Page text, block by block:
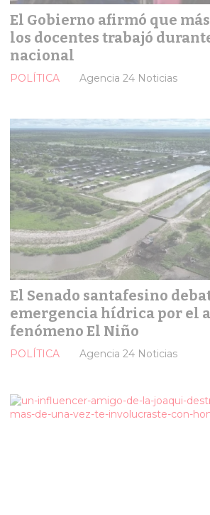
El Gobierno afirmó que
los docentes trabajó
nacional
Agencia 24 Noticias
POLÍTICA
El Senado santafesino
emergencia hídrica por el
fenómeno El Niño
Agencia 24 Noticias
POLÍTICA